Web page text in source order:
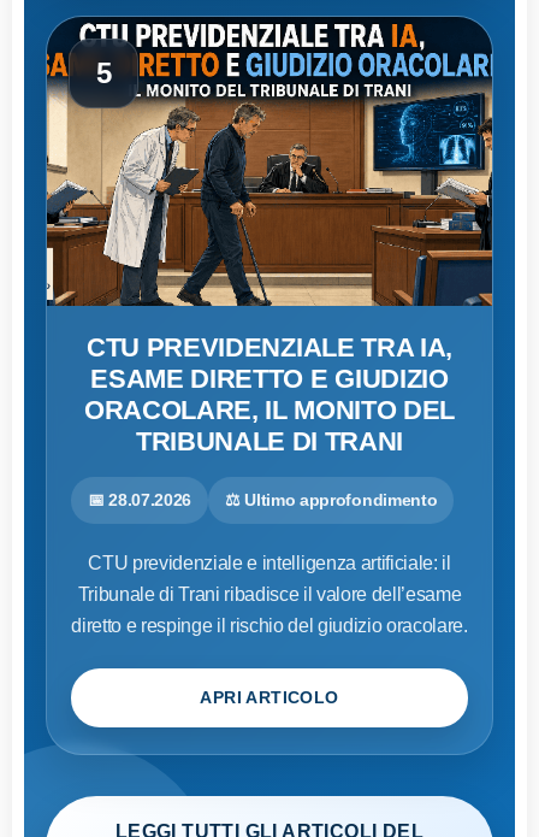
5
CTU PREVIDENZIALE TRA IA,
ESAME DIRETTO E GIUDIZIO
ORACOLARE, IL MONITO DEL
TRIBUNALE DI TRANI
📅 28.07.2026 ⚖️ Ultimo approfondimento
CTU previdenziale e intelligenza artificiale: il
Tribunale di Trani ribadisce il valore dell’esame
diretto e respinge il rischio del giudizio oracolare.
APRI ARTICOLO
LEGGI TUTTI GLI ARTICOLI DEL